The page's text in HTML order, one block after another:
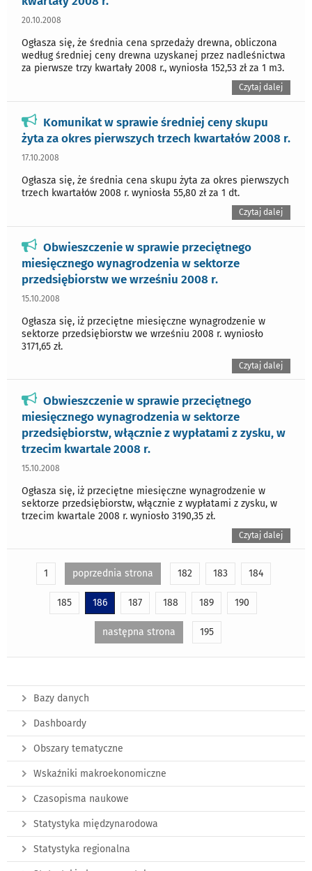
20.10.2008
Ogłasza się, że średnia cena sprzedaży drewna, obliczona
według średniej ceny drewna uzyskanej przez nadleśnictwa
za pierwsze trzy kwartały 2008 r., wyniosła 152,53 zł za 1 m3.
Czytaj dalej
Komunikat w sprawie średniej ceny skupu
żyta za okres pierwszych trzech kwartałów 2008 r.
17.10.2008
Ogłasza się, że średnia cena skupu żyta za okres pierwszych
trzech kwartałów 2008 r. wyniosła 55,80 zł za 1 dt.
Czytaj dalej
Obwieszczenie w sprawie przeciętnego
miesięcznego wynagrodzenia w sektorze
przedsiębiorstw we wrześniu 2008 r.
15.10.2008
Ogłasza się, iż przeciętne miesięczne wynagrodzenie w
sektorze przedsiębiorstw we wrześniu 2008 r. wyniosło
3171,65 zł.
Czytaj dalej
Obwieszczenie w sprawie przeciętnego
miesięcznego wynagrodzenia w sektorze
przedsiębiorstw, włącznie z wypłatami z zysku, w
trzecim kwartale 2008 r.
15.10.2008
Ogłasza się, iż przeciętne miesięczne wynagrodzenie w
sektorze przedsiębiorstw, włącznie z wypłatami z zysku, w
trzecim kwartale 2008 r. wyniosło 3190,35 zł.
Czytaj dalej
1 poprzednia strona 182 183 184
185 186 187 188 189 190
następna strona 195
Bazy danych
Dashboardy
Obszary tematyczne
Wskaźniki makroekonomiczne
Czasopisma naukowe
Statystyka międzynarodowa
Statystyka regionalna